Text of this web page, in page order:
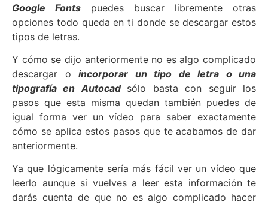
Google Fonts puedes buscar libremente otras
opciones todo queda en ti donde se descargar estos
tipos de letras.
Y cómo se dijo anteriormente no es algo complicado
descargar o incorporar un tipo de letra o una
tipografía en Autocad sólo basta con seguir los
pasos que esta misma quedan también puedes de
igual forma ver un vídeo para saber exactamente
cómo se aplica estos pasos que te acabamos de dar
anteriormente.
Ya que lógicamente sería más fácil ver un vídeo que
leerlo aunque si vuelves a leer esta información te
darás cuenta de que no es algo complicado hacer